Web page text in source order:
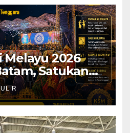
Melayu 2026
Satukan
di Asia
R